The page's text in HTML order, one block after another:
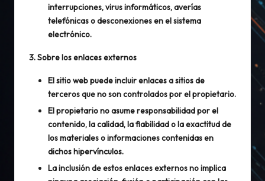
interrupciones, virus informáticos, averías
telefónicas o desconexiones en el sistema
electrónico.
3. Sobre los enlaces externos
El sitio web puede incluir enlaces a sitios de
terceros que no son controlados por el propietario.
El propietario no asume responsabilidad por el
contenido, la calidad, la fiabilidad o la exactitud de
los materiales o informaciones contenidas en
dichos hipervínculos.
La inclusión de estos enlaces externos no implica